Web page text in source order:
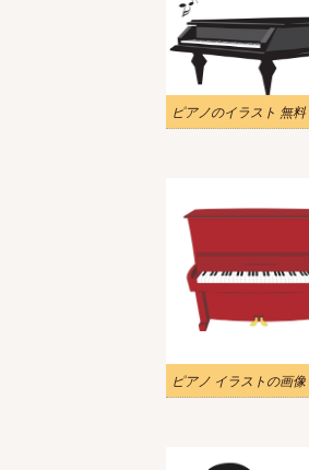
ピアノのイラスト 無料
ピアノ イラストの画像